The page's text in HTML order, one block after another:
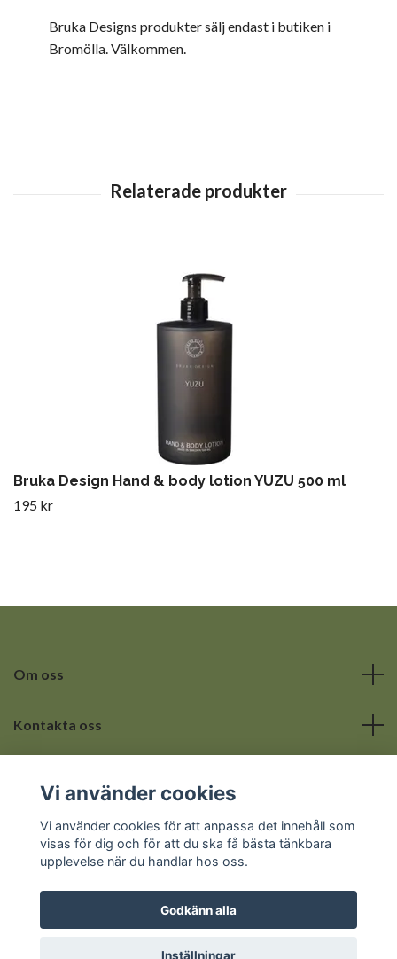
Bruka Designs produkter sälj endast i butiken i
Bromölla. Välkommen.
Bruka Design Hand & body lotion YUZU 500 ml
195 kr
Om oss
Kontakta oss
Sociala medier
© 2026 Hemmets lilla hörna
Vi använder cookies
Vi använder cookies för att anpassa det innehåll som
visas för dig och för att du ska få bästa tänkbara
upplevelse när du handlar hos oss.
Godkänn alla
Inställningar